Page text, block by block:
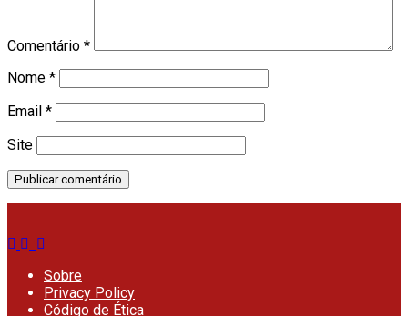
Comentário *
Nome *
Email *
Site
Sobre
Privacy Policy
Código de Ética